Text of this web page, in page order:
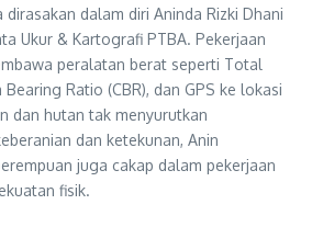
dalam diri Aninda Rizki Dhani
Ukur & Kartografi PTBA. Pekerjaan
peralatan berat seperti Total
Ratio (CBR), dan GPS ke lokasi
dan hutan tak menyurutkan
dan ketekunan, Anin
juga cakap dalam pekerjaan
fisik.